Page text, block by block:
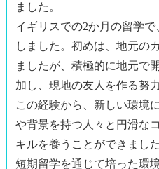
ました。
イギリスでの2か月の留学
しました。初めは、地元の
ましたが、積極的に地元で
加し、現地の友人を作る努
この経験から、新しい環境
や背景を持つ人々と円滑な
キルを養うことができました
短期留学を通じて培った環